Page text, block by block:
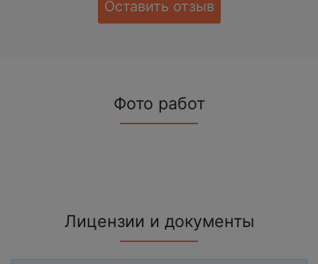
Оставить отзыв
Фото работ
Лицензии и документы